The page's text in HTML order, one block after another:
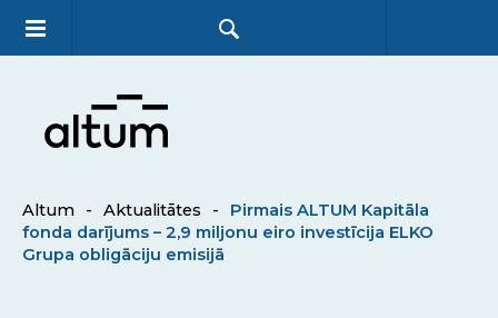
Altum - Aktualitātes -
Pirmais ALTUM Kapitāla
fonda darījums – 2,9 miljonu eiro investīcija ELKO
Grupa obligāciju emisijā